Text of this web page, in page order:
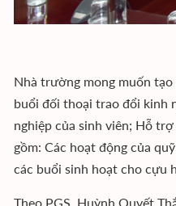
Nhà trường mong muốn tạo
buổi đối thoại trao đổi kinh
nghiệp của sinh viên; Hỗ
gồm: Các hoạt động của
các buổi sinh hoạt cho cựu
Theo PGS. Huỳnh Quyết